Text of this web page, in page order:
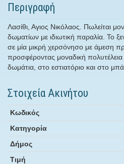
Περιγραφή
Λασίθι, Αγιος Νικόλαος. Πωλείται
δωματίων με ιδιωτική παραλία. Το
σε μία μικρή χερσόνησο με άμεση
προσφέροντας μοναδική πολυτέλεια
δωμάτια, στο εστιατόριο και στο
Στοιχεία Ακινήτου
Κωδικός
Κατηγορία
Δήμος
Τιμή